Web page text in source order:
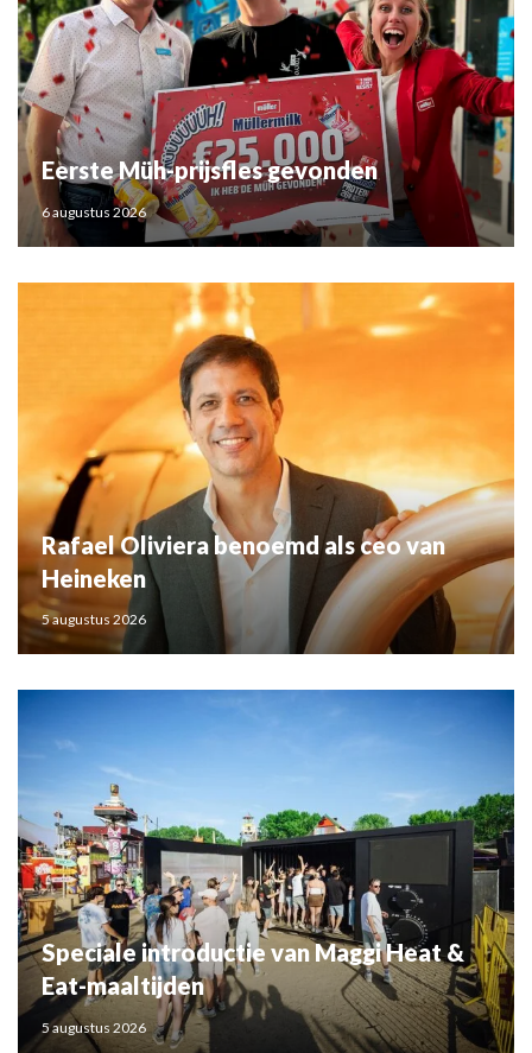
Eerste Müh-prijsfles gevonden
6 augustus 2026
Rafael Oliviera benoemd als ceo van
Heineken
5 augustus 2026
Speciale introductie van Maggi Heat &
Eat-maaltijden
5 augustus 2026